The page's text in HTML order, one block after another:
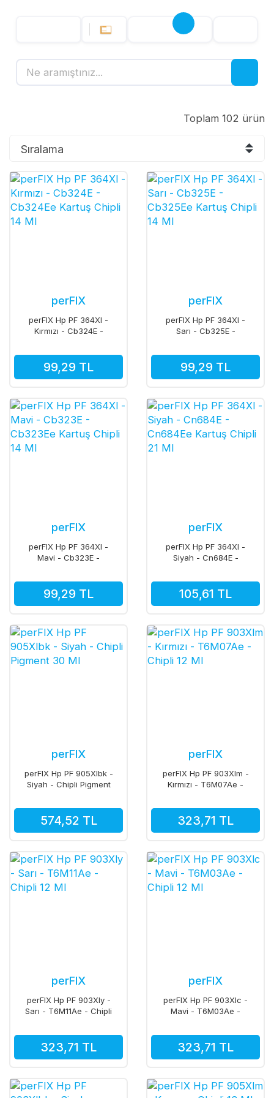
Toplam 102 ürün
perFIX
perFIX Hp PF 364Xl -
Kırmızı - Cb324E -
14 Ml
99,29 TL
perFIX
perFIX Hp PF 364Xl -
Sarı - Cb325E -
14 Ml
99,29 TL
perFIX
perFIX Hp PF 364Xl -
Mavi - Cb323E -
14 Ml
99,29 TL
perFIX
perFIX Hp PF 364Xl -
Siyah - Cn684E -
21 Ml
105,61 TL
perFIX
perFIX Hp PF 905Xlbk -
Siyah - Chipli Pigment
574,52 TL
perFIX
perFIX Hp PF 903Xlm -
Kırmızı - T6M07Ae -
323,71 TL
perFIX
perFIX Hp PF 903Xly -
Sarı - T6M11Ae - Chipli
323,71 TL
perFIX
perFIX Hp PF 903Xlc -
Mavi - T6M03Ae -
323,71 TL